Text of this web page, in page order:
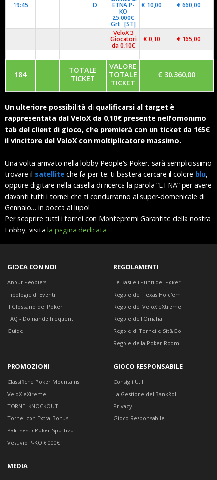
184
TOTALE
TICKET
VALORE
TOTALE
TICKET
€ 30.360,00
19:45 D ETNA P-
KO
25.000€
Grt [ST]
€ 10,00 € 660,00
VeloX 3
Giocatori
da 0,10€
€ 0,10 € 165,00
Un'ulteriore possibilità di qualificarsi al target è
rappresentata dal VeloX da 0,10€ presente nell'omonimo
tab del client di gioco, che premierà con un ticket da 165€
il vincitore del VeloX con moltiplicatore massimo.
Una volta arrivato nella lobby People's Poker, sarà semplicissimo
trovare il satellite che fa per te: ti basterà cercare il colore blu,
oppure digitare nella casella di ricerca la parola “ETNA” per avere
davanti tutti i tornei che ti condurranno al super-domenicale di
Gennaio… in bocca al lupo!
Per scoprire tutti i tornei con Montepremi Garantito della nostra
Lobby, visita la pagina dedicata.
GIOCA CON NOI
About People's
Tipologie di Eventi
Il Glossario del Poker
FAQ - Domande frequenti
Guide
REGOLAMENTI
Le Basi e i Punti del Poker
Regole del Texas Hold'em
Regole dei VeloX eXtreme
Regole dell'Omaha
Regole di Tornei e Sit&Go
Regole della Poker Room
PROMOZIONI
Classifiche Poker Mountains
VeloX eXtreme
TORNEI KNOCKOUT
Tornei con Extra-Bonus
Palinsesto Poker Sportivo
Vesuvio P-KO 6.000€
GIOCO RESPONSABILE
Consigli Utili
La Gestione del BankRoll
Privacy
Gioco Responsabile
MEDIA